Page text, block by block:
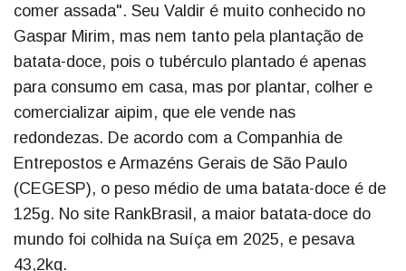
comer assada". Seu Valdir é muito conhecido no
Gaspar Mirim, mas nem tanto pela plantação de
batata-doce, pois o tubérculo plantado é apenas
para consumo em casa, mas por plantar, colher e
comercializar aipim, que ele vende nas
redondezas. De acordo com a Companhia de
Entrepostos e Armazéns Gerais de São Paulo
(CEGESP), o peso médio de uma batata-doce é de
125g. No site RankBrasil, a maior batata-doce do
mundo foi colhida na Suíça em 2025, e pesava
43,2kg.